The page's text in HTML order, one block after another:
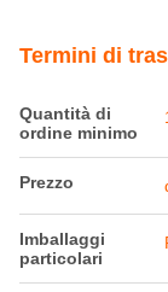
Termini di
Quantità di
ordine minimo
Prezzo
Imballaggi
particolari